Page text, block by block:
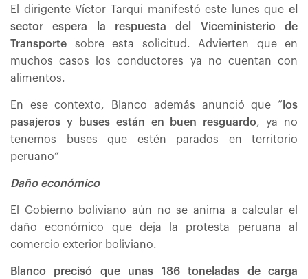
El dirigente Víctor Tarqui manifestó este lunes que el
sector espera la respuesta del Viceministerio de
Transporte sobre esta solicitud. Advierten que en
muchos casos los conductores ya no cuentan con
alimentos.
En ese contexto, Blanco además anunció que “ los
pasajeros y buses están en buen resguardo, ya no
tenemos buses que estén parados en territorio
peruano”
Daño económico
El Gobierno boliviano aún no se anima a calcular el
daño económico que deja la protesta peruana al
comercio exterior boliviano.
Blanco precisó que unas 186 toneladas de carga